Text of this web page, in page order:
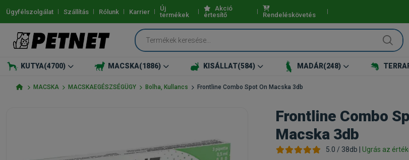
Ügyfélszolgálat Szállítás Rólunk Karrier
Új
termékek
Akció
értesítő
Rendeléskövetés
KUTYA(4700) MACSKA(1886) KISÁLLAT(584) MADÁR(248)
MACSKA MACSKAEGÉSZSÉGÜGY Bolha, Kullancs Frontline Combo Spot On Macska 3db
Frontline Combo
Macska 3db
5.0 / 38db | Ugrás az